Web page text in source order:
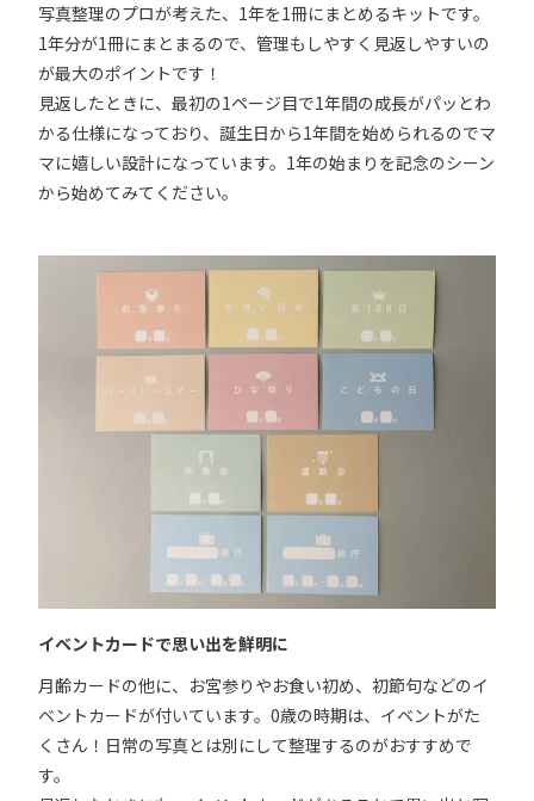
写真整理のプロが考えた、1年を1冊にまとめるキットです。
1年分が1冊にまとまるので、管理もしやすく見返しやすいの
が最大のポイントです！
見返したときに、最初の1ページ目で1年間の成長がパッとわ
かる仕様になっており、誕生日から1年間を始められるのでマ
マに嬉しい設計になっています。1年の始まりを記念のシーン
から始めてみてください。
イベントカードで思い出を鮮明に
月齢カードの他に、お宮参りやお食い初め、初節句などのイ
ベントカードが付いています。0歳の時期は、イベントがた
くさん！日常の写真とは別にして整理するのがおすすめで
す。